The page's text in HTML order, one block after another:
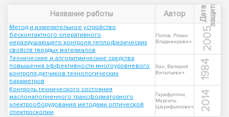
Название работы Автор Д
а
т
а
з
а
щ
и
т ы
Метод и измерительное устройство
бесконтактного оперативного
неразрушающего контроля теплофизических
свойств твердых материалов
Попов, Роман
Владимирович
2005
Технические и алгоритмические средства
повышения эффективности многоуровневого
контроля датчиков технологических
параметров
Хан, Валерий
Витальевич
1984
Контроль технического состояния
маслонаполненного трансформаторного
электрооборудования методами оптической
спектроскопии
Гарифуллин,
Марсель
Шарифьянович
2014